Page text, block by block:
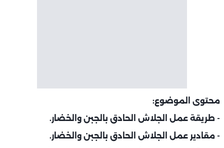
محتوى الموضوع:
- طريقة عمل الجلاش الحادق بالجبن والخضار.
- مقادير عمل الجلاش الحادق بالجبن والخضار.